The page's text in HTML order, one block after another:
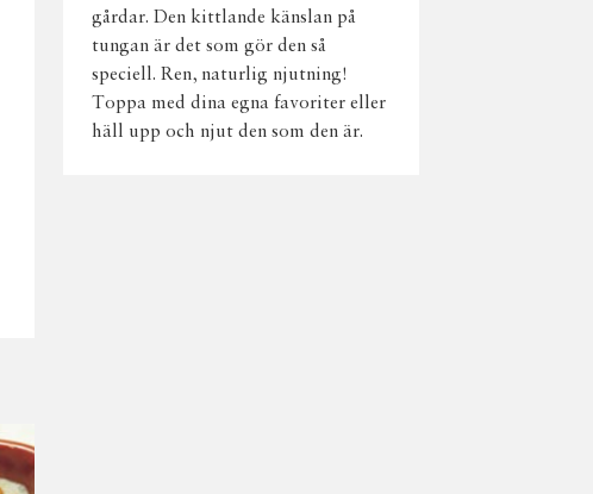
gårdar. Den kittlande känslan på
tungan är det som gör den så
speciell. Ren, naturlig njutning!
Toppa med dina egna favoriter eller
häll upp och njut den som den är.